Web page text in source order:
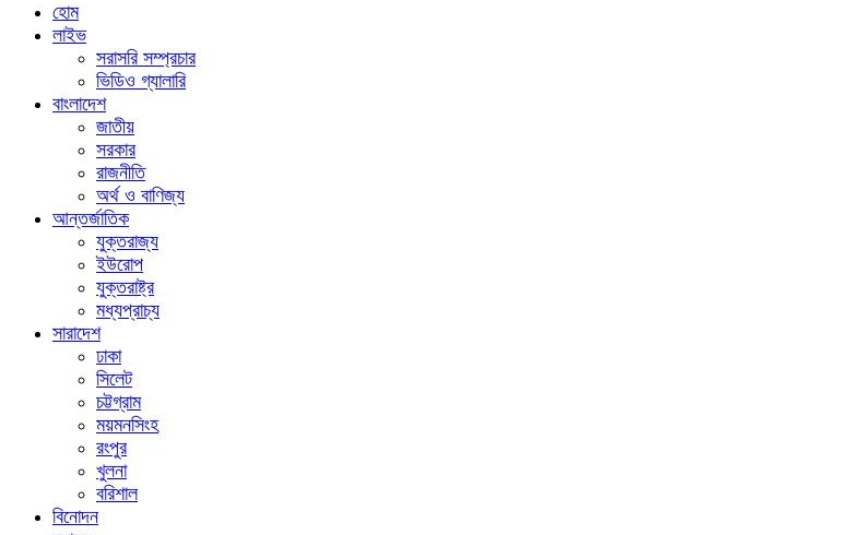
হোম
লাইভ
সরাসরি সম্প্রচার
ভিডিও গ্যালারি
বাংলাদেশ
জাতীয়
সরকার
রাজনীতি
অর্থ ও বাণিজ্য
আন্তর্জাতিক
যুক্তরাজ্য
ইউরোপ
যুক্তরাষ্ট্র
মধ্যপ্রাচ্য
সারাদেশ
ঢাকা
সিলেট
চট্টগ্রাম
ময়মনসিংহ
রংপুর
খুলনা
বরিশাল
বিনোদন